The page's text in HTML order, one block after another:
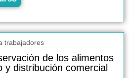
de los alimentos
y distribución comercial